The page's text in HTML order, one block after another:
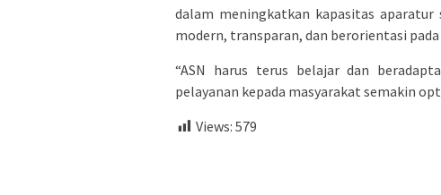
dalam meningkatkan kapasitas aparatur
modern, transparan, dan berorientasi pada
“ASN harus terus belajar dan
pelayanan kepada masyarakat semakin
Views: 579